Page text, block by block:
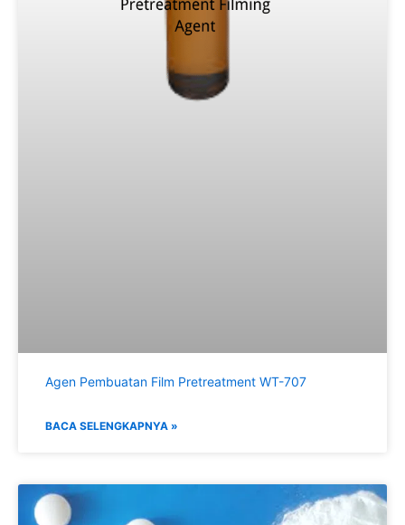
Agen Pembuatan Film Pretreatment WT-707
BACA SELENGKAPNYA »